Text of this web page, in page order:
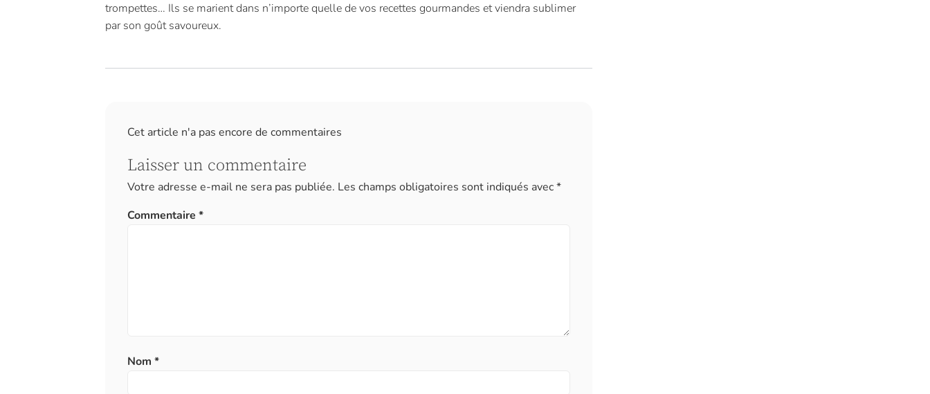
trompettes… Ils se marient dans n’importe quelle de vos recettes gourmandes et viendra sublimer
par son goût savoureux.
Cet article n'a pas encore de commentaires
Laisser un commentaire
Votre adresse e-mail ne sera pas publiée. Les champs obligatoires sont indiqués avec*
Commentaire *
Nom *